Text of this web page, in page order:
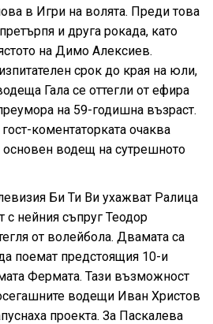
в Игри на волята. Преди това
и друга рокада, като
на Димо Алексиев.
срок до края на юли,
Гала се оттегли от ефира
на 59-годишна възраст.
коментаторката очаква
основен водещ на сутрешното
Би Ти Ви ухажват Ралица
нейния съпруг Теодор
от волейбола. Двамата са
поемат предстоящия 10-и
Фермата. Тази възможност
водещи Иван Христов
проекта. За Паскалева